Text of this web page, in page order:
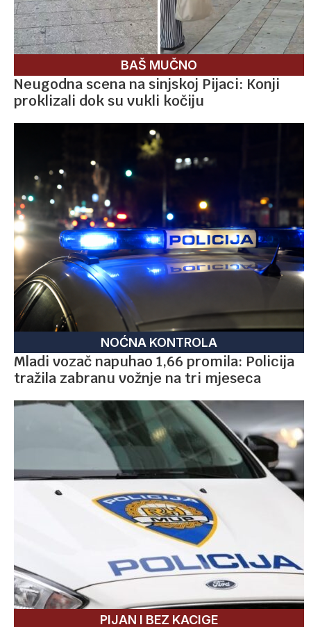
BAŠ MUČNO
Neugodna scena na sinjskoj Pijaci: Konji
proklizali dok su vukli kočiju
NOĆNA KONTROLA
Mladi vozač napuhao 1,66 promila: Policija
tražila zabranu vožnje na tri mjeseca
PIJAN I BEZ KACIGE